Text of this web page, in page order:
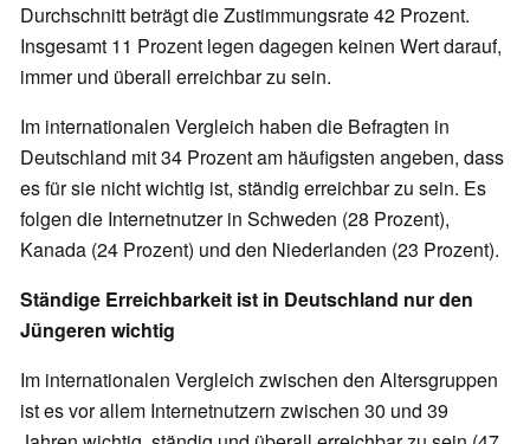
Durchschnitt beträgt die Zustimmungsrate 42 Prozent.
Insgesamt 11 Prozent legen dagegen keinen Wert darauf,
immer und überall erreichbar zu sein.
Im internationalen Vergleich haben die Befragten in
Deutschland mit 34 Prozent am häufigsten angeben, dass
es für sie nicht wichtig ist, ständig erreichbar zu sein. Es
folgen die Internetnutzer in Schweden (28 Prozent),
Kanada (24 Prozent) und den Niederlanden (23 Prozent).
Ständige Erreichbarkeit ist in Deutschland nur den
Jüngeren wichtig
Im internationalen Vergleich zwischen den Altersgruppen
ist es vor allem Internetnutzern zwischen 30 und 39